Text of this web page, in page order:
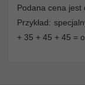
Podana cena jest
Przykład:
+ 35 + 45 + 45 =